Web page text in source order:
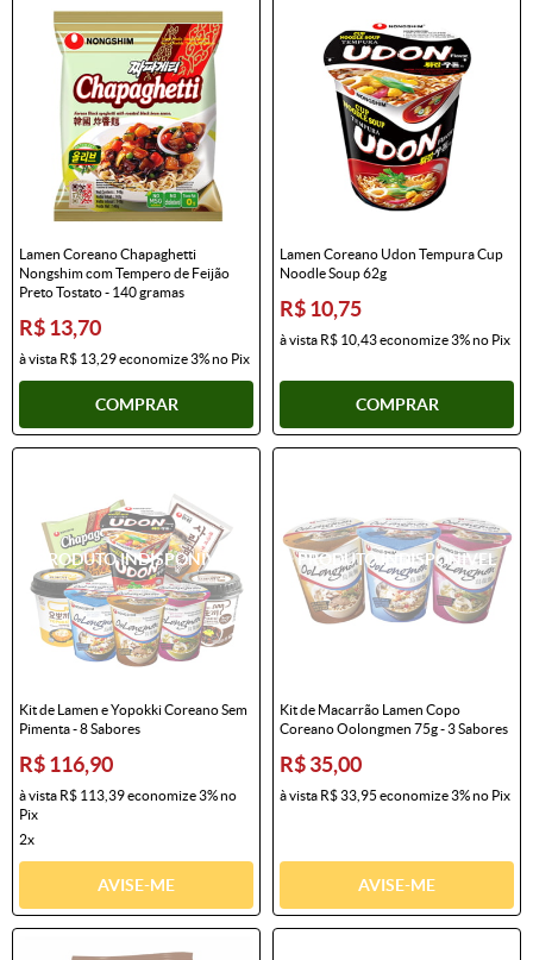
Lamen Coreano Chapaghetti
Nongshim com Tempero de Feijão
Preto Tostato - 140 gramas
R$ 13,70
à vista R$ 13,29economize3%no Pix
COMPRAR
Lamen Coreano Udon Tempura Cup
Noodle Soup 62g
R$ 10,75
à vista R$ 10,43economize3%no Pix
COMPRAR
Kit de Lamen e Yopokki Coreano Sem
Pimenta - 8 Sabores
R$ 116,90
à vista R$ 113,39economize3%no
Pix
2x
AVISE-ME
Kit de Macarrão Lamen Copo
Coreano Oolongmen 75g - 3 Sabores
R$ 35,00
à vista R$ 33,95 economize3%no Pix
AVISE-ME